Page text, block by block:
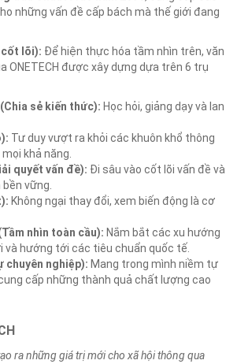
những vấn đề cấp bách mà thế giới đang
cốt lõi): Để hiện thực hóa tầm nhìn trên, văn
ONETECH được xây dựng dựa trên 6 trụ
sẻ kiến thức): Học hỏi, giảng dạy và lan
Tư duy vượt ra khỏi các khuôn khổ thông
khả năng.
quyết vấn đề): Đi sâu vào cốt lõi vấn đề và
vững.
Không ngại thay đổi, xem biến động là cơ
nhìn toàn cầu): Nắm bắt các xu hướng
hướng tới các tiêu chuẩn quốc tế.
chuyên nghiệp): Mang trong mình niềm tự
cấp những thành quả chất lượng cao
ra những giá trị mới cho xã hội thông qua